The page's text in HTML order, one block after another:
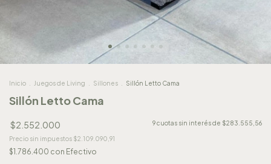
Inicio . Juegos de Living . Sillones . Sillón Letto Cama
Sillón Letto Cama
$2.552.000 9cuotas sin interés de $283.555,56
Precio sin impuestos $2.109.090,91
$1.786.400 con Efectivo